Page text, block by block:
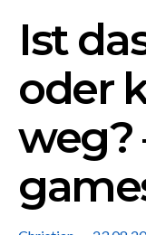
Ist
oder
weg?